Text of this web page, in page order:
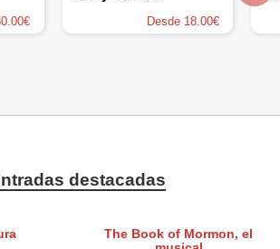
Desde 18.00€
destacadas
The Book of Mormon, el